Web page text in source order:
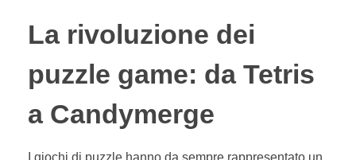
La rivoluzione dei
puzzle game: da Tetris
a Candymerge
I giochi di puzzle hanno da sempre rappresentato un